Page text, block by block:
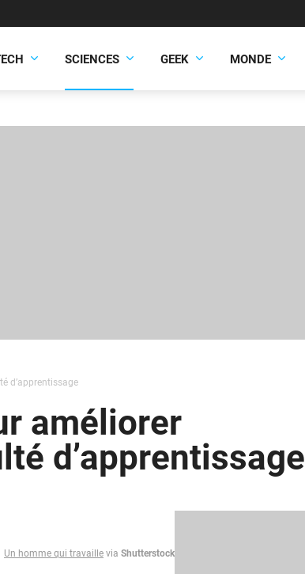
SCIENCES GEEK MONDE
d’apprentissage
améliorer
d’apprentissage
Un homme qui travaille via Shutterstock